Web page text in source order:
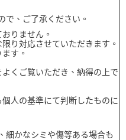
で、ご了承ください。
りません。
り対応させていただきます。
す。
くご覧いただき、納得の上で
人の基準にて判断したものに
細かなシミや傷等ある場合も